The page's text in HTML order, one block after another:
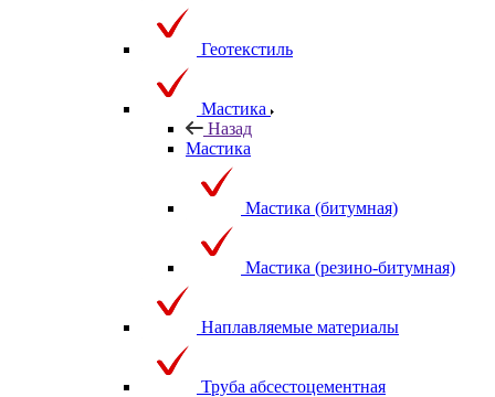
Геотекстиль
Мастика
Назад
Мастика
Мастика (битумная)
Мастика (резино-битумная)
Наплавляемые материалы
Труба абсестоцементная